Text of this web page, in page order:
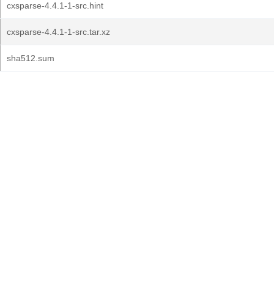
cxsparse-4.4.1-1-src.hint
cxsparse-4.4.1-1-src.tar.xz
sha512.sum